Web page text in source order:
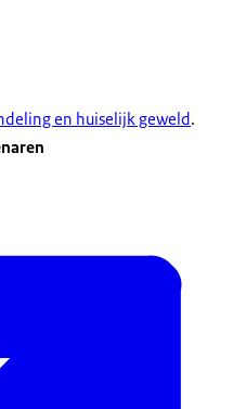
en huiselijk geweld.